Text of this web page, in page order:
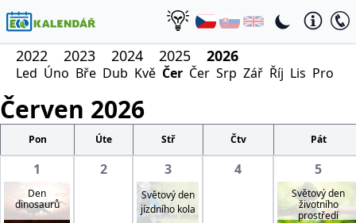
2022 2023 2024 2025 2026
Led Úno Bře Dub Kvě Čer Čer Srp Zář Říj Lis Pro
Červen 2026
Pon Úte Stř Čtv Pát
1
Den
dinosaurů
2 3
Světový den
jízdního kola
4 5
Světový den
životního
prostředí